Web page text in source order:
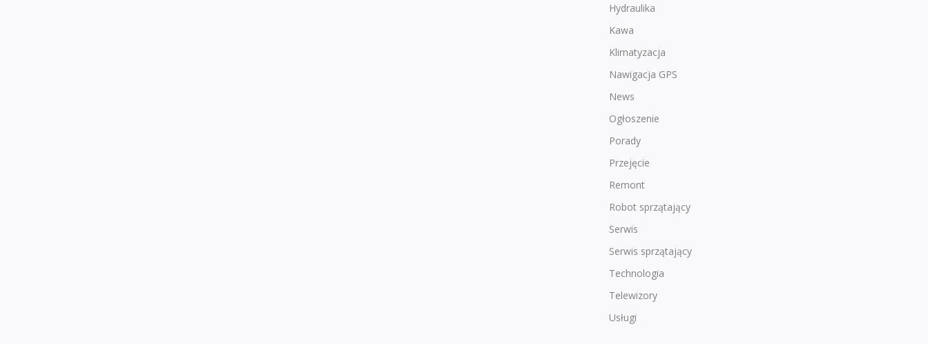
Hydraulika
Kawa
Klimatyzacja
Nawigacja GPS
News
Ogłoszenie
Porady
Przejęcie
Remont
Robot sprzątający
Serwis
Serwis sprzątający
Technologia
Telewizory
Usługi